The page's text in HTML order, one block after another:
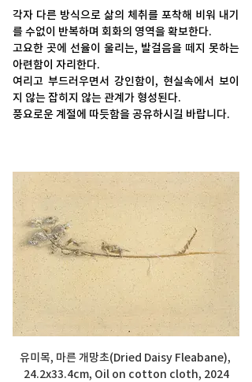
각자 다른 방식으로 삶의 체취를 포착해 비워 내기
를 수없이 반복하며 회화의 영역을 확보한다.
고요한 곳에 선율이 울리는, 발걸음을 떼지 못하는
아련함이 자리한다.
여리고 부드러우면서 강인함이, 현실속에서 보이
지 않는 잡히지 않는 관계가 형성된다.
풍요로운 계절에 따듯함을 공유하시길 바랍니다.
유미목, 마른 개망초(Dried Daisy Fleabane),
24.2x33.4cm, Oil on cotton cloth, 2024